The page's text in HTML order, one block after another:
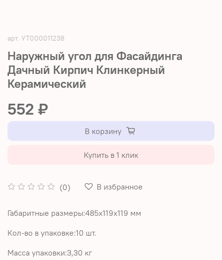
арт. УТ000011238
Наружный угол для Фасайдинга
Дачный Кирпич Клинкерный
Керамический
(0) В избранное
552 ₽
В корзину
Купить в 1 клик
Габаритные размеры:485х119х119 мм
Кол-во в упаковке:10 шт.
Масса упаковки:3,30 кг